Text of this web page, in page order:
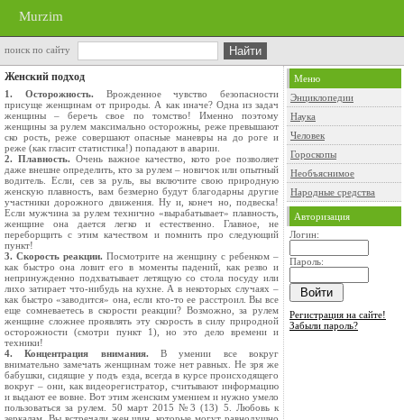
Murzim
поиск по сайту
Женский подход
1. Осторожность. Врожденное чувство безо­пасности
присуще женщинам от природы. А как иначе? Одна из задач
женщины – беречь свое по­ томство! Именно поэтому
женщины за рулем максимально осторожны, реже превышают
ско­ рость, реже совершают опасные маневры на до­ роге и
реже (как гласит статистика!) попадают в аварии.
2. Плавность. Очень важное качество, кото­ рое позволяет
даже внешне определить, кто за ру­лем – новичок или опытный
водитель. Если, сев за руль, вы включите свою природную
женскую плавность, вам безмерно будут благодарны дру­гие
участники дорожного движения. Ну и, конеч­ но, подвеска!
Если мужчина за рулем технично «вырабатывает» плавность,
женщине она дается легко и естественно. Главное, не
переборщить с этим качеством и помнить про следующий
пункт!
3. Скорость реакции. Посмотрите на жен­щину с ребенком –
как быстро она ловит его в мо­менты падений, как резво и
непринужденно под­хватывает летящую со стола посуду или
лихо затирает что-нибудь на кухне. А в некоторых слу­чаях –
как быстро «заводится» она, если кто-то ее расстроил. Вы все
еще сомневаетесь в скорости реакции? Возможно, за рулем
женщине сложнее проявлять эту скорость в силу природной
осто­рожности (смотри пункт 1), но это дело времени и
техники!
4. Концентрация внимания. В умении все вокруг
внимательно замечать женщинам тоже нет равных. Не зря же
бабушки, сидящие у подъ­ езда, всегда в курсе происходящего
вокруг – они, как видеорегистратор, считывают информацию
и выдают ее вовне. Вот этим женским умением и нужно умело
пользоваться за рулем. 50 март 2015 №3 (13) 5. Любовь к
Меню
Энциклопедии
Наука
Человек
Гороскопы
Необъяснимое
Народные средства
Авторизация
Логин:
Пароль:
Регистрация на сайте!
Забыли пароль?